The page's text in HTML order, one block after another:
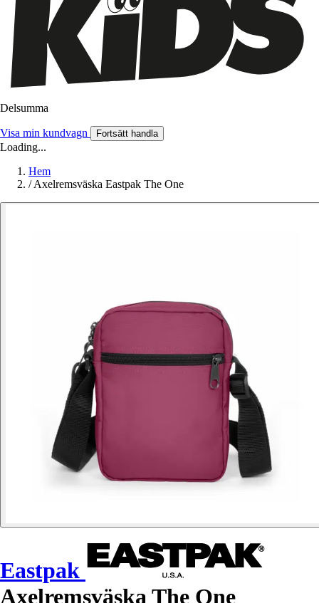
Delsumma
Visa min kundvagn Fortsätt handla
Loading...
Hem
/ Axelremsväska Eastpak The One
Eastpak
Axelremsväska The One